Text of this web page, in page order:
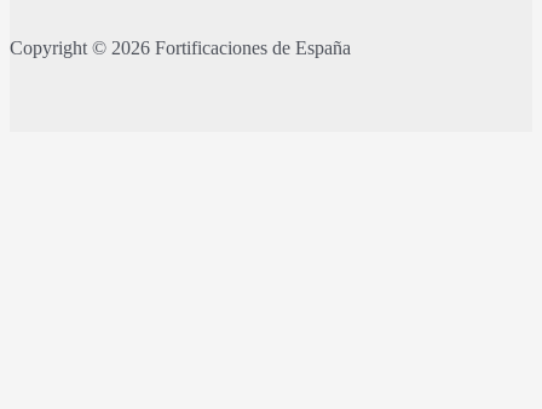
Copyright © 2026 Fortificaciones de España